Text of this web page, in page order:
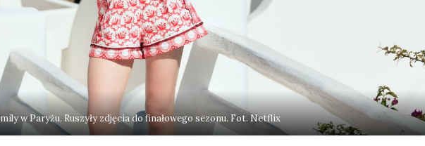
w Paryżu. Ruszyły zdjęcia do finałowego sezonu. Fot. Netflix